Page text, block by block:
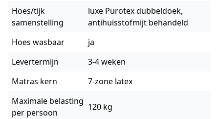
Hoes/tijk
samenstelling
luxe Purotex dubbeldoek,
antihuisstofmijt behandeld
Hoes wasbaar
ja
Levertermijn
3-4 weken
Matras kern
7-zone latex
Maximale belasting
per persoon
120 kg